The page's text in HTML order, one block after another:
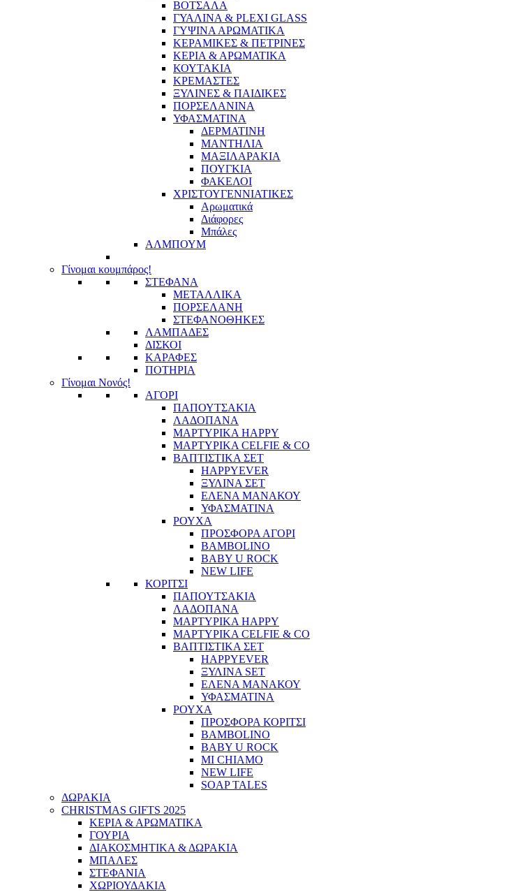
ΒΟΤΣΑΛΑ
ΓΥΑΛΙΝΑ & PLEXI GLASS
ΓΥΨΙΝΑ ΑΡΩΜΑΤΙΚΑ
ΚΕΡΑΜΙΚΕΣ & ΠΕΤΡΙΝΕΣ
ΚΕΡΙΑ & ΑΡΩΜΑΤΙΚΑ
ΚΟΥΤΑΚΙΑ
ΚΡΕΜΑΣΤΕΣ
ΞΥΛΙΝΕΣ & ΠΑΙΔΙΚΕΣ
ΠΟΡΣΕΛΑΝΙΝΑ
ΥΦΑΣΜΑΤΙΝA
ΔΕΡΜΑΤΙΝΗ
ΜΑΝΤΗΛΙΑ
ΜΑΞΙΛΑΡΑΚΙΑ
ΠΟΥΓΚΙΑ
ΦΑΚΕΛΟΙ
ΧΡΙΣΤΟΥΓΕΝΝΙΑΤΙΚΕΣ
Αρωματικά
Διάφορες
Μπάλες
ΑΛΜΠΟΥΜ
Γίνομαι κουμπάρος!
ΣΤΕΦΑΝΑ
ΜΕΤΑΛΛΙΚΑ
ΠΟΡΣΕΛΑΝΗ
ΣΤΕΦΑΝΟΘΗΚΕΣ
ΛΑΜΠΑΔΕΣ
ΔΙΣΚΟΙ
ΚΑΡΑΦΕΣ
ΠΟΤΗΡΙΑ
Γίνομαι Νονός!
ΑΓΟΡΙ
ΠΑΠΟΥΤΣΑΚΙΑ
ΛΑΔΟΠΑΝΑ
ΜΑΡΤΥΡΙΚΑ HAPPY
ΜΑΡΤΥΡΙΚΑ CELFIE & CO
ΒΑΠΤΙΣΤΙΚΑ ΣΕΤ
HAPPYEVER
ΞΥΛΙΝΑ ΣΕΤ
ΕΛΕΝΑ ΜΑΝΑΚΟΥ
ΥΦΑΣΜΑΤΙΝΑ
ΡΟΥΧΑ
ΠΡΟΣΦΟΡΑ ΑΓΟΡΙ
BAMBOLINO
BABY U ROCK
NEW LIFE
ΚΟΡΙΤΣΙ
ΠΑΠΟΥΤΣΑΚΙΑ
ΛΑΔΟΠΑΝΑ
ΜΑΡΤΥΡΙΚΑ HAPPY
ΜΑΡΤΥΡΙΚΑ CELFIE & CO
ΒΑΠΤΙΣΤΙΚΑ ΣΕΤ
HAPPYEVER
ΞΥΛΙΝΑ SET
ΕΛΕΝΑ ΜΑΝΑΚΟΥ
ΥΦΑΣΜΑΤΙΝΑ
ΡΟΥΧΑ
ΠΡΟΣΦΟΡΑ ΚΟΡΙΤΣΙ
BAMBOLINO
BABY U ROCK
MI CHIAMO
NEW LIFE
SOAP TALES
ΔΩΡΑΚΙΑ
CHRISTMAS GIFTS 2025
ΚΕΡΙΑ & ΑΡΩΜΑΤΙΚΑ
ΓΟΥΡΙΑ
ΔΙΑΚΟΣΜΗΤΙΚΑ & ΔΩΡΑΚΙΑ
ΜΠΑΛΕΣ
ΣΤΕΦΑΝΙΑ
ΧΩΡΙΟΥΔΑΚΙΑ